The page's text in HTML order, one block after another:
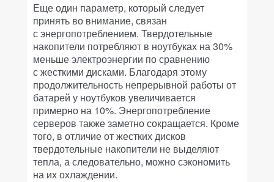
Еще один параметр, который следует
принять во внимание, связан
с энергопотреблением. Твердотельные
накопители потребляют в ноутбуках на 30%
меньше электроэнергии по сравнению
с жесткими дисками. Благодаря этому
продолжительность непрерывной работы от
батарей у ноутбуков увеличивается
примерно на 10%. Энергопотребление
серверов также заметно сокращается. Кроме
того, в отличие от жестких дисков
твердотельные накопители не выделяют
тепла, а следовательно, можно сэкономить
на их охлаждении.